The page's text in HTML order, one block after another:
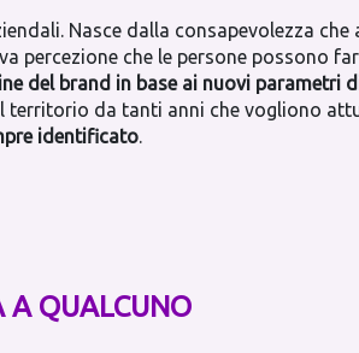
Nasce dalla consapevolezza che
percezione che le persone possono
del brand in base ai nuovi parametri
territorio da tanti anni che vogliono
identificato.
A QUALCUNO